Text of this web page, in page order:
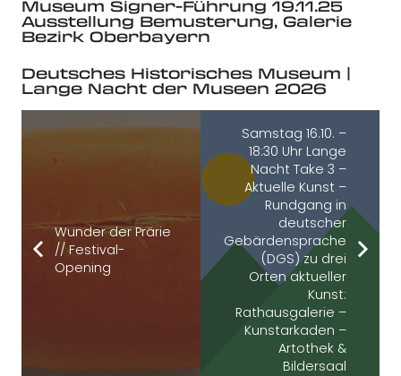
Museum Signer-Führung 19.11.25
Ausstellung Bemusterung, Galerie
Bezirk Oberbayern
Deutsches Historisches Museum |
Lange Nacht der Museen 2026
Wunder der Prärie
// Festival-
Opening
Samstag 16.10. –
18:30 Uhr Lange
Nacht Take 3 –
Aktuelle Kunst –
Rundgang in
deutscher
Gebärdensprache
(DGS) zu drei
Orten aktueller
Kunst:
Rathausgalerie –
Kunstarkaden –
Artothek &
Bildersaal